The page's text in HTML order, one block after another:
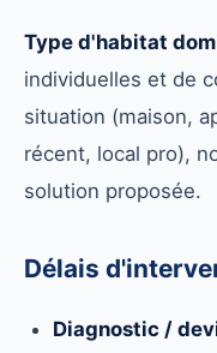
Type d'habitat
individuelles et de
situation (maison,
récent, local pro),
solution proposée.
Délais
Diagnostic /